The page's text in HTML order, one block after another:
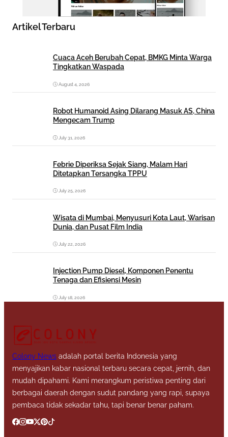
Artikel Terbaru
Cuaca Aceh Berubah Cepat, BMKG Minta Warga
Tingkatkan Waspada
August 4, 2026
Robot Humanoid Asing Dilarang Masuk AS, China
Mengecam Trump
July 31, 2026
Febrie Diperiksa Sejak Siang, Malam Hari
Ditetapkan Tersangka TPPU
July 25, 2026
Wisata di Mumbai, Menyusuri Kota Laut, Warisan
Dunia, dan Pusat Film India
July 22, 2026
Injection Pump Diesel, Komponen Penentu
Tenaga dan Efisiensi Mesin
July 18, 2026
Colony News adalah portal berita Indonesia yang
menyajikan kabar nasional terbaru secara cepat, jernih, dan
mudah dipahami. Kami merangkum peristiwa penting dari
berbagai daerah dengan sudut pandang yang rapi, supaya
pembaca tidak sekadar tahu, tapi benar benar paham.